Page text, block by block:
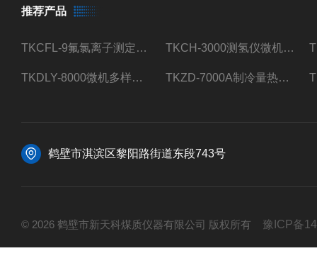
推荐产品
TKCFL-9氟氯离子测定仪自动煤质检测 TKCH-3000测氢仪微机氢元素测定煤质检测
TKDLY-8000微机多样测硫仪自动定硫仪化验室硫含量测定 TKZD-7000A制冷量热仪自动升降热值仪煤质检测
鹤壁市淇滨区黎阳路街道东段743号
© 2026 鹤壁市新天科煤质仪器有限公司 版权所有 豫ICP备